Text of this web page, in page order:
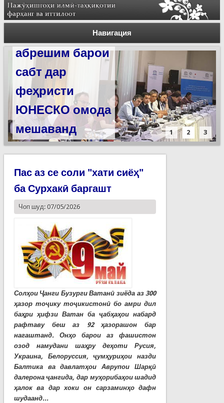
Навигация
Силсилаи
ёдгориҳои роҳи
абрешим барои
сабт дар
феҳристи
ЮНЕСКО омода
мешаванд
1 2 3
Пас аз се соли "хати сиёҳ"
ба Сурхакӣ баргашт
Чоп шуд: 07/05/2026
Солҳои Ҷанги Бузурги Ватанӣ зиёда аз 300
ҳазор тоҷику тоҷикистонӣ бо амри дил
баҳри ҳифзи Ватан ба ҷабҳаҳои набард
рафтаву беш аз 92 ҳазорашон бар
нагаштанд. Онҳо барои аз фашистон
озод намудани шаҳру деҳоти Русия,
Украина, Белоруссия, ҷумҳуриҳои назди
Балтика ва давлатҳои Аврупои Шарқӣ
далерона ҷангида, дар муҳорибаҳои шадид
ҳалок ва дар хоки он сарзаминҳо дафн
шудаанд...